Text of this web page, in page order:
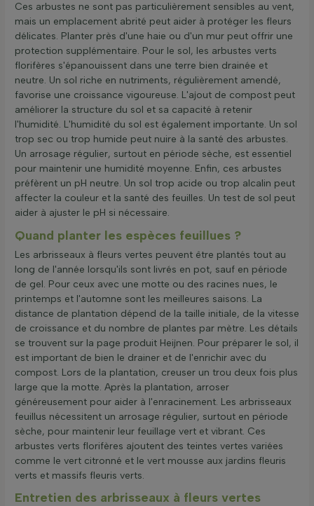
Ces arbustes ne sont pas particulièrement sensibles au vent,
mais un emplacement abrité peut aider à protéger les fleurs
délicates. Planter près d'une haie ou d'un mur peut offrir une
protection supplémentaire. Pour le sol, les arbustes verts
florifères s'épanouissent dans une terre bien drainée et
neutre. Un sol riche en nutriments, régulièrement amendé,
favorise une croissance vigoureuse. L'ajout de compost peut
améliorer la structure du sol et sa capacité à retenir
l'humidité. L'humidité du sol est également importante. Un sol
trop sec ou trop humide peut nuire à la santé des arbustes.
Un arrosage régulier, surtout en période sèche, est essentiel
pour maintenir une humidité moyenne. Enfin, ces arbustes
préfèrent un pH neutre. Un sol trop acide ou trop alcalin peut
affecter la couleur et la santé des feuilles. Un test de sol peut
aider à ajuster le pH si nécessaire.
Quand planter les espèces feuillues ?
Les arbrisseaux à fleurs vertes peuvent être plantés tout au
long de l'année lorsqu'ils sont livrés en pot, sauf en période
de gel. Pour ceux avec une motte ou des racines nues, le
printemps et l'automne sont les meilleures saisons. La
distance de plantation dépend de la taille initiale, de la vitesse
de croissance et du nombre de plantes par mètre. Les détails
se trouvent sur la page produit Heijnen. Pour préparer le sol, il
est important de bien le drainer et de l'enrichir avec du
compost. Lors de la plantation, creuser un trou deux fois plus
large que la motte. Après la plantation, arroser
généreusement pour aider à l'enracinement. Les arbrisseaux
feuillus nécessitent un arrosage régulier, surtout en période
sèche, pour maintenir leur feuillage vert et vibrant. Ces
arbustes verts florifères ajoutent des teintes vertes variées
comme le vert citronné et le vert mousse aux jardins fleuris
verts et massifs fleuris verts.
Entretien des arbrisseaux à fleurs vertes